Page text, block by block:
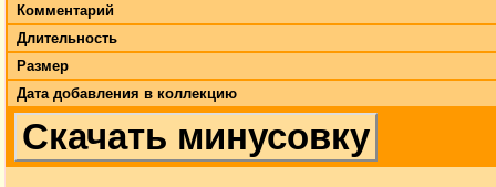
Комментарий
Длительность
Размер
Дата добавления в коллекцию
Скачать минусовку